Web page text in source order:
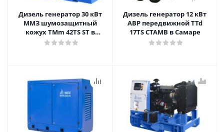
Дизель генератор 30 кВт
ММЗ шумозащитный
кожух TMm 42TS ST в
Самаре
Дизель генератор 12 кВт
АВР передвижной TTd
17TS CTAMB в Самаре